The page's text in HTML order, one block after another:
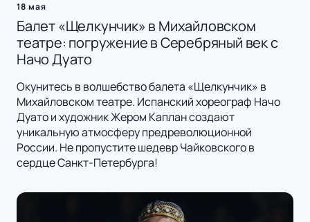
18 мая
Балет «Щелкунчик» в Михайловском
театре: погружение в Серебряный век с
Начо Дуато
Окунитесь в волшебство балета «Щелкунчик» в
Михайловском театре. Испанский хореограф Начо
Дуато и художник Жером Каплан создают
уникальную атмосферу предреволюционной
России. Не пропустите шедевр Чайковского в
сердце Санкт-Петербурга!